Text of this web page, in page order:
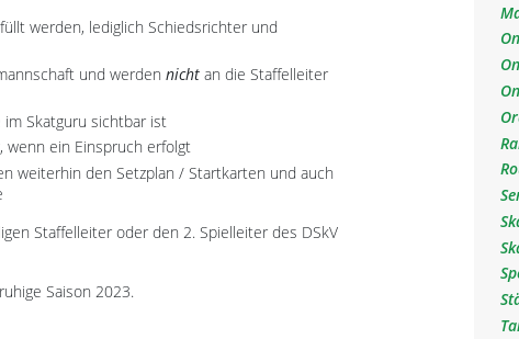
werden, lediglich Schiedsrichter und
und werdennicht an die Staffelleiter
Skatguru sichtbar ist
ein Einspruch erfolgt
weiterhin den Setzplan / Startkarten und auch
Staffelleiter oder den 2. Spielleiter des DSkV
Saison 2023.